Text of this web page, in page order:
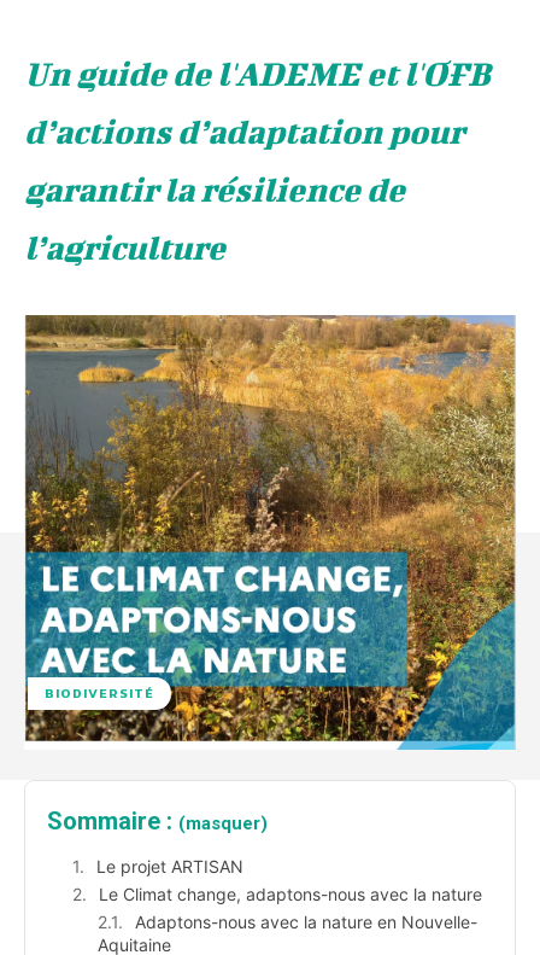
Un guide de l'ADEME et l'OFB
d’actions d’adaptation pour
garantir la résilience de
l’agriculture
BIODIVERSITÉ
Sommaire : (masquer)
Le projet ARTISAN
Le Climat change, adaptons-nous avec la nature
Adaptons-nous avec la nature en Nouvelle-
Aquitaine